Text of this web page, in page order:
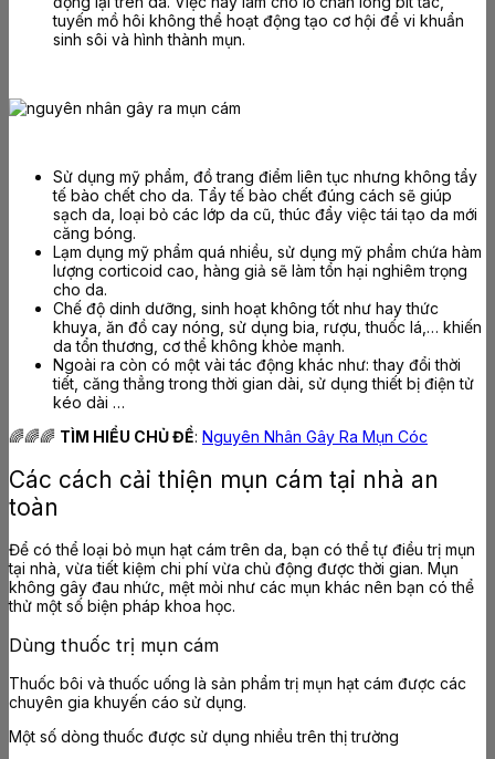
tuyến mồ hôi không thể hoạt động tạo cơ hội để vi khuẩn
sinh sôi và hình thành mụn.
Sử dụng mỹ phẩm, đồ trang điểm liên tục nhưng không tẩy
tế bào chết cho da. Tẩy tế bào chết đúng cách sẽ giúp
sạch da, loại bỏ các lớp da cũ, thúc đẩy việc tái tạo da mới
căng bóng.
Lạm dụng mỹ phẩm quá nhiều, sử dụng mỹ phẩm chứa hàm
lượng corticoid cao, hàng giả sẽ làm tổn hại nghiêm trọng
cho da.
Chế độ dinh dưỡng, sinh hoạt không tốt như hay thức
khuya, ăn đồ cay nóng, sử dụng bia, rượu, thuốc lá,… khiến
da tổn thương, cơ thể không khỏe mạnh.
Ngoài ra còn có một vài tác động khác như: thay đổi thời
tiết, căng thẳng trong thời gian dài, sử dụng thiết bị điện tử
kéo dài …
🌈🌈🌈 TÌM HIỂU CHỦ ĐỀ: Nguyên Nhân Gây Ra Mụn Cóc
Các cách cải thiện mụn cám tại nhà an
toàn
Để có thể loại bỏ mụn hạt cám trên da, bạn có thể tự điều trị mụn
tại nhà, vừa tiết kiệm chi phí vừa chủ động được thời gian. Mụn
không gây đau nhức, mệt mỏi như các mụn khác nên bạn có thể
thử một số biện pháp khoa học.
Dùng thuốc trị mụn cám
Thuốc bôi và thuốc uống là sản phẩm trị mụn hạt cám được các
chuyên gia khuyến cáo sử dụng.
Một số dòng thuốc được sử dụng nhiều trên thị trường